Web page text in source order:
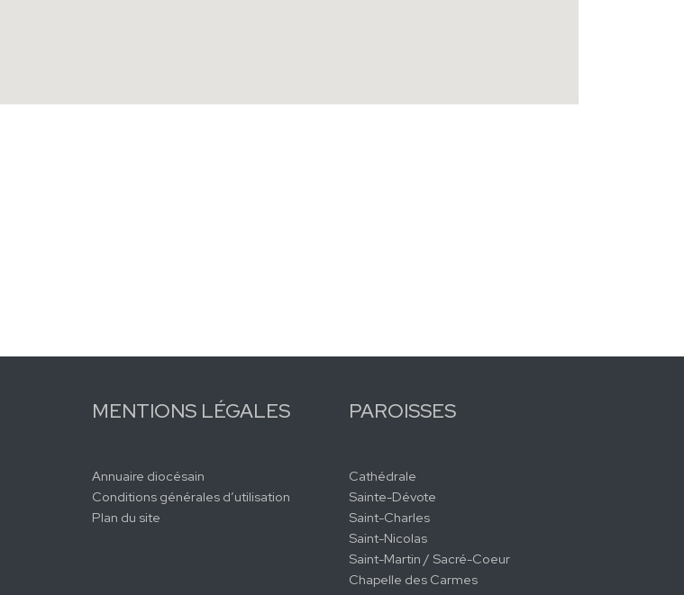
MENTIONS LÉGALES
Annuaire diocésain
Conditions générales d’utilisation
Plan du site
PAROISSES
Cathédrale
Sainte-Dévote
Saint-Charles
Saint-Nicolas
Saint-Martin / Sacré-Coeur
Chapelle des Carmes